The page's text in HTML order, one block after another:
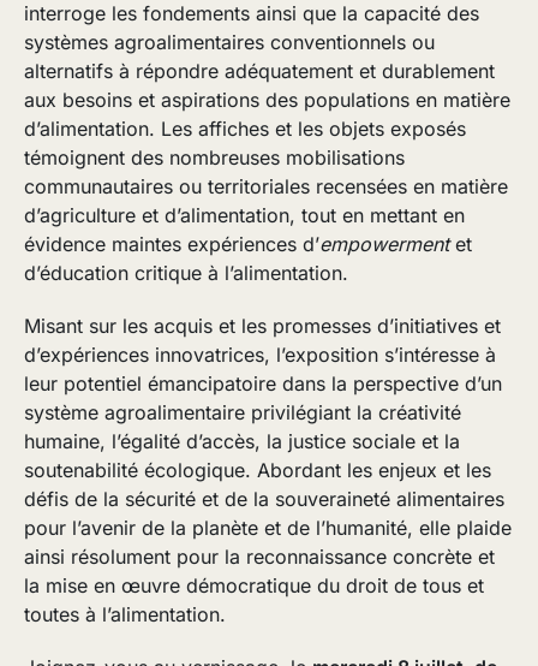
interroge les fondements ainsi que la capacité des
systèmes agroalimentaires conventionnels ou
alternatifs à répondre adéquatement et durablement
aux besoins et aspirations des populations en matière
d’alimentation. Les affiches et les objets exposés
témoignent des nombreuses mobilisations
communautaires ou territoriales recensées en matière
d’agriculture et d’alimentation, tout en mettant en
évidence maintes expériences d’empowermentet
d’éducation critique à l’alimentation.
Misant sur les acquis et les promesses d’initiatives et
d’expériences innovatrices, l’exposition s’intéresse à
leur potentiel émancipatoire dans la perspective d’un
système agroalimentaire privilégiant la créativité
humaine, l’égalité d’accès, la justice sociale et la
soutenabilité écologique. Abordant les enjeux et les
défis de la sécurité et de la souveraineté alimentaires
pour l’avenir de la planète et de l’humanité, elle plaide
ainsi résolument pour la reconnaissance concrète et
la mise en œuvre démocratique du droit de tous et
toutes à l’alimentation.